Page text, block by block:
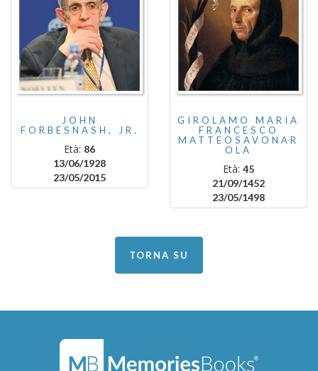
JOHN
FORBESNASH, JR.
Età: 86
13/06/1928
23/05/2015
GIROLAMO MARIA
FRANCESCO
MATTEOSAVONAR
OLA
Età: 45
21/09/1452
23/05/1498
TORNA SU